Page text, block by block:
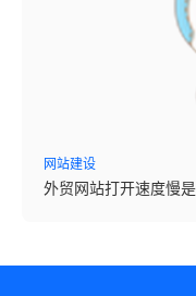
网站建设
外贸网站打开速度慢是